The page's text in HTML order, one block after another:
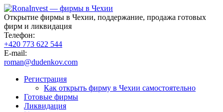
Открытие фирмы в Чехии, поддержание, продажа готовых
фирм и ликвидация
Телефон:
+420 773 622 544
E-mail:
roman@dudenkov.com
Регистрация
Как открыть фирму в Чехии самостоятельно
Готовые фирмы
Ликвидация